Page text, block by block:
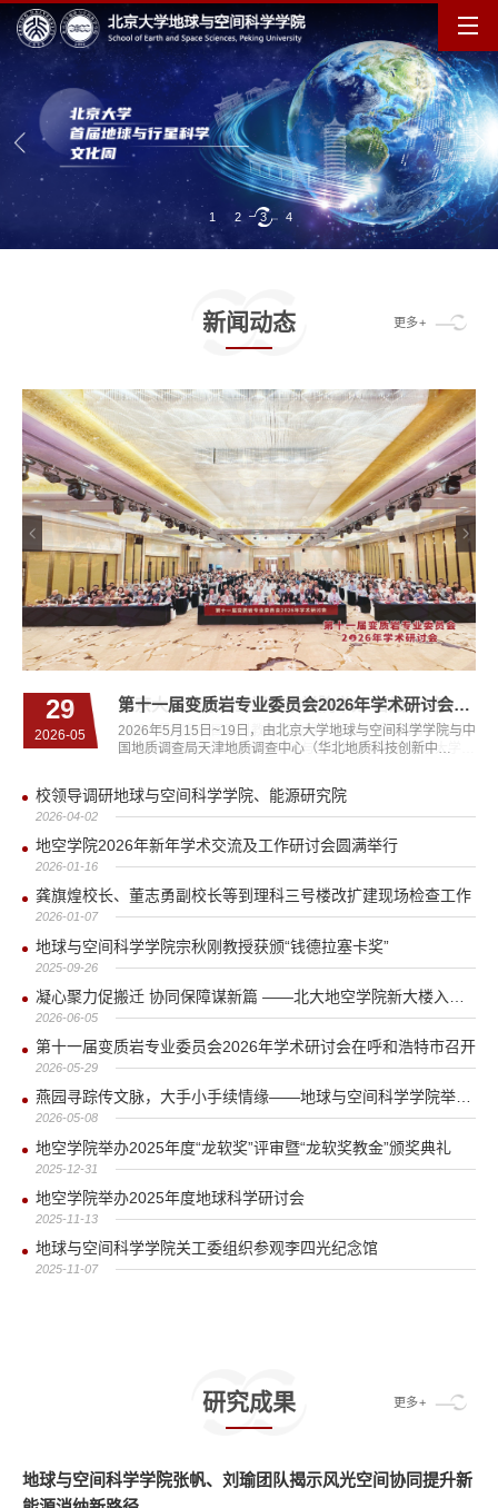
1 2 3 4
新闻动态 更多+
02
2026-04
校领导调研地球与空间科学学院、能源研究院
2026年3月17日上午，北京大学党委书记何光彩，党委常
委、常务副校长张锦一行赴地球与空间科学学院和能源研究
院建设路径、学科发展布局及人工智能时代背景下的高质量
发展等议...
16
2026-01
地空学院2026年新年学术交流及工作研讨会圆满举行
2026年1月14日，地球与空间科学学院2026年新年学术交流
及工作研讨会在北京大学中关新园科学报告厅举行，院长张
建森，院党委副书记江大勇、陈云超以及90余位教职工参加
会议。...
07
2026-01
龚旗煌校长、董志勇副校长等到理科三号楼改扩建现场检查工作
2026年1月6日上午，龚旗煌校长到理科三号楼改扩建现场检
查工作。校党委常委、副校长、总务长董志勇，各职能部门
号楼阳光大厅、多功能厅及楼内外公共空间等区域。参观过
程中...
23
2026-07
热烈祝贺我院2007级王虹同学获得2026年数学菲尔兹奖 ​
王虹同学：热烈祝贺你获得2026年数学菲尔兹奖。2007年，
16岁的你以653分的优异成绩考入北京大学地球与空间科学
校内选拔，转入北京大学数学科学学院。在此基础上，开启
攀登世...
29
2026-05
第十一届变质岩专业委员会2026年学术研讨会在呼和浩特市召开
2026年5月15日~19日，由北京大学地球与空间科学学院与中
国地质调查局天津地质调查中心（华北地质科技创新中
武纪地质研究中心、深地探测与矿产勘查全国重点实验室、
造山带与...
27
2025-06
北京大学地球与空间科学学院举办 首届“一部六院”科教融汇协同育人宣讲会
为深入贯彻落实国家科教融汇战略，推动院所协同育人机制
创新，6月22日，北京大学地球与空间科学学院在北京大学中
本次会议由北京大学地球与空间科学学院主办，联合中国科...
校领导调研地球与空间科学学院、能源研究院
2026-04-02
地空学院2026年新年学术交流及工作研讨会圆满举行
2026-01-16
龚旗煌校长、董志勇副校长等到理科三号楼改扩建现场检查工作
2026-01-07
地球与空间科学学院宗秋刚教授获颁“钱德拉塞卡奖”
2025-09-26
2026-06-05
第十一届变质岩专业委员会2026年学术研讨会在呼和浩特市召开
2026-05-29
燕园寻踪传文脉，大手小手续情缘——地球与空间科学学院举办“大手牵小手”校庆亲子活动
2026-05-08
地空学院举办2025年度“龙软奖”评审暨“龙软奖教金”颁奖典礼
2025-12-31
地空学院举办2025年度地球科学研讨会
2025-11-13
地球与空间科学学院关工委组织参观李四光纪念馆
2025-11-07
研究成果 更多+
地球与空间科学学院张帆、刘瑜团队揭示风光空间协同提升新